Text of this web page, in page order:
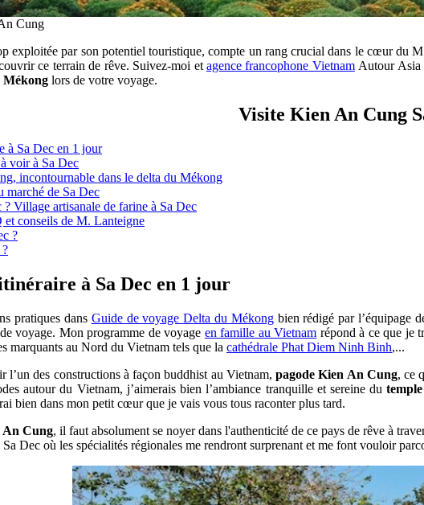
Cung
exploitée par son potentiel touristique, compte un rang crucial dans le cœur du
ce terrain de rêve. Suivez-moi et agence francophone VietnamAutour Asia
Mékong lors de votre voyage.
Visite Kien An Cung
à Sa Dec en 1 jour
voir à Sa Dec
incontournable dans le delta du Mékong
marché de Sa Dec
Village artisanale de farine à Sa Dec
conseils de M. Lanteigne
?
à Sa Dec en 1 jour
pratiques dans Guide de voyage Delta du Mékongbien rédigé par l’équipage
voyage. Mon programme de voyage en famille au Vietnam répond à ce que je
marquants au Nord du Vietnam tels que la cathédrale Phat Diem Ninh Binh,...
l’un des constructions à façon buddhist au Vietnam,pagode Kien An Cung, ce
autour du Vietnam, j’aimerais bien l’ambiance tranquille et sereine du
bien dans mon petit cœur que je vais vous tous raconter plus tard.
An Cung, il faut absolument se noyer dans l'authenticité de ce pays de rêve à
Dec où les spécialités régionales me rendront surprenant et me font vouloir